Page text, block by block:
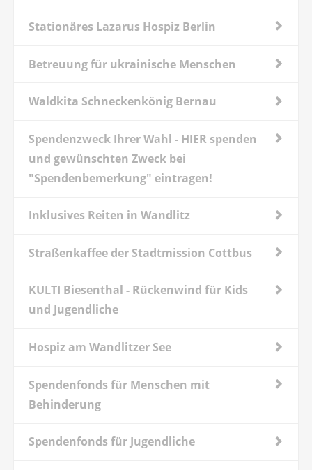
Stationäres Lazarus Hospiz Berlin
Betreuung für ukrainische Menschen
Waldkita Schneckenkönig Bernau
Spendenzweck Ihrer Wahl - HIER spenden
und gewünschten Zweck bei
"Spendenbemerkung" eintragen!
Inklusives Reiten in Wandlitz
Straßenkaffee der Stadtmission Cottbus
KULTI Biesenthal - Rückenwind für Kids
und Jugendliche
Hospiz am Wandlitzer See
Spendenfonds für Menschen mit
Behinderung
Spendenfonds für Jugendliche